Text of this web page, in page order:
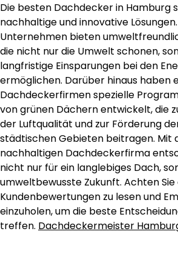
Die besten Dachdecker in Hamburg
nachhaltige und innovative
Unternehmen bieten
die nicht nur die Umwelt schonen,
langfristige Einsparungen bei den
ermöglichen. Darüber hinaus haben
Dachdeckerfirmen spezielle
von grünen Dächern entwickelt, die
der Luftqualität und zur Förderung
städtischen Gebieten beitragen. Mit
nachhaltigen Dachdeckerfirma
nicht nur für ein langlebiges Dach,
umweltbewusste Zukunft. Achten Sie
Kundenbewertungen zu lesen und
einzuholen, um die beste
treffen. Dachdeckermeister